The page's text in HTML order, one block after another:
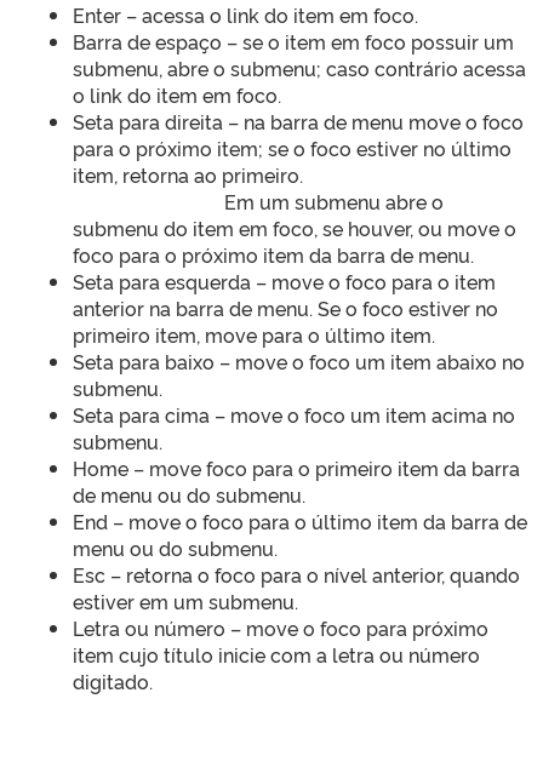
Enter – acessa o link do item em foco.
Barra de espaço – se o item em foco possuir um
submenu, abre o submenu; caso contrário acessa
o link do item em foco.
Seta para direita – na barra de menu move o foco
para o próximo item; se o foco estiver no último
item, retorna ao primeiro.
Em um submenu abre o
submenu do item em foco, se houver, ou move o
foco para o próximo item da barra de menu.
Seta para esquerda – move o foco para o item
anterior na barra de menu. Se o foco estiver no
primeiro item, move para o último item.
Seta para baixo – move o foco um item abaixo no
submenu.
Seta para cima – move o foco um item acima no
submenu.
Home – move foco para o primeiro item da barra
de menu ou do submenu.
End – move o foco para o último item da barra de
menu ou do submenu.
Esc – retorna o foco para o nível anterior, quando
estiver em um submenu.
Letra ou número – move o foco para próximo
item cujo título inicie com a letra ou número
digitado.